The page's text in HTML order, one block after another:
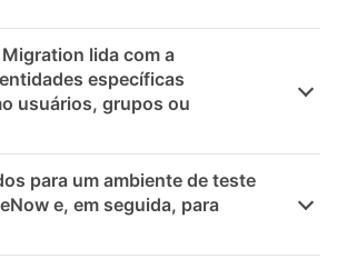
lida com a
específicas
usuários, grupos ou
para um ambiente de teste
e, em seguida, para